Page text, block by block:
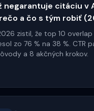
negarantuje citáciu v
a čo s tým robiť
zistil, že top 10
zo 76 % na 38 %. CTR
a 8 akčných krokov.